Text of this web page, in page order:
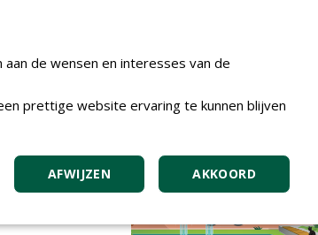
European
per inwoner in
stappen
naar
de wensen en interesses van de
prettige website ervaring te kunnen blijven
AKKOORD
AFWIJZEN